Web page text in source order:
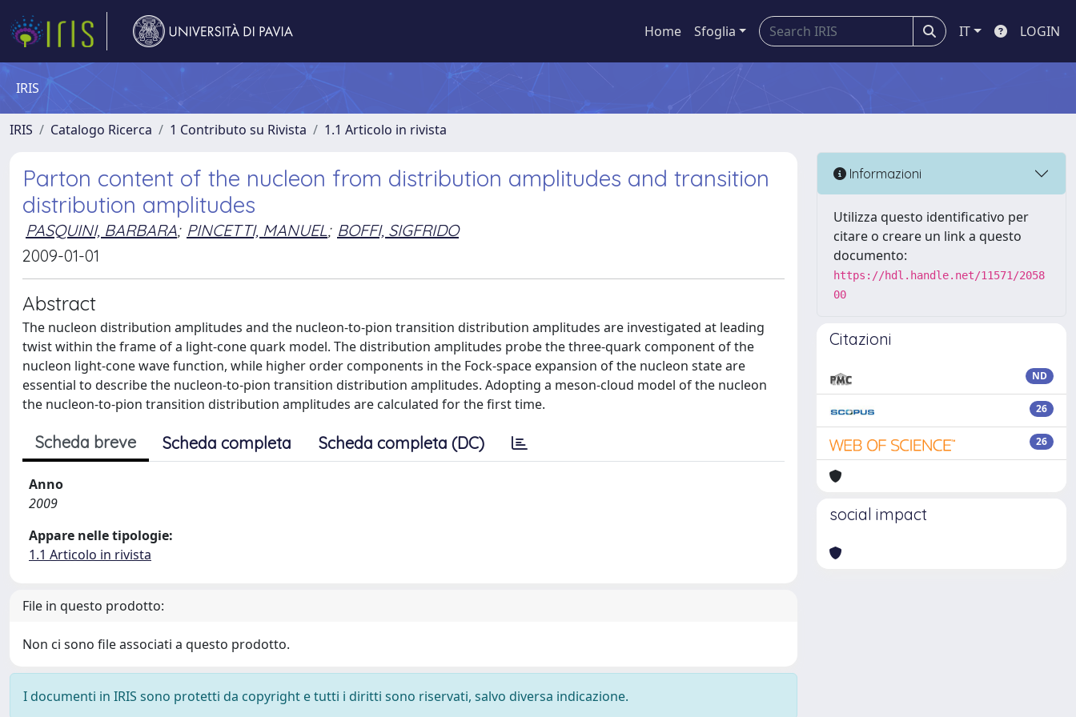
Home Sfoglia IT LOGIN
IRIS
IRIS Catalogo Ricerca 1 Contributo su Rivista 1.1 Articolo in rivista
Parton content of the nucleon from distribution amplitudes and transition
distribution amplitudes
PASQUINI, BARBARA; PINCETTI, MANUEL; BOFFI, SIGFRIDO
2009-01-01
Abstract
The nucleon distribution amplitudes and the nucleon-to-pion transition distribution amplitudes are investigated at leading
twist within the frame of a light-cone quark model. The distribution amplitudes probe the three-quark component of the
nucleon light-cone wave function, while higher order components in the Fock-space expansion of the nucleon state are
essential to describe the nucleon-to-pion transition distribution amplitudes. Adopting a meson-cloud model of the nucleon
the nucleon-to-pion transition distribution amplitudes are calculated for the first time.
Scheda breve Scheda completa Scheda completa (DC)
Anno
2009
Appare nelle tipologie:
1.1 Articolo in rivista
File in questo prodotto:
Non ci sono file associati a questo prodotto.
I documenti in IRIS sono protetti da copyright e tutti i diritti sono riservati, salvo diversa indicazione.
Informazioni
Utilizza questo identificativo per
citare o creare un link a questo
documento:
https://hdl.handle.net/11571/2058
00
Citazioni
ND
26
26
social impact